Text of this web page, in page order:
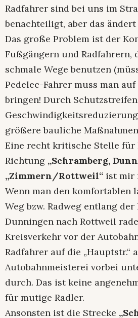
Radfahrer sind bei uns im
benachteiligt, aber das
Das große Problem ist der
Fußgängern und Radfahrern,
schmale Wege benutzen
Pedelec-Fahrer muss man
bringen! Durch
größere bauliche
Eine recht kritische Stelle für
Richtung „Schramberg,
„Zimmern/Rottweil“ ist mir
Wenn man den
Weg bzw. Radweg entlang der
Dunningen nach Rottweil
Kreisverkehr vor der
Radfahrer auf die „Hauptstr.“
Autobahnmeisterei vorbei
durch. Das ist keine
für mutige Radler.
Ansonsten ist die Strecke